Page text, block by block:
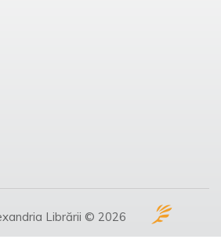
Librării © 2026